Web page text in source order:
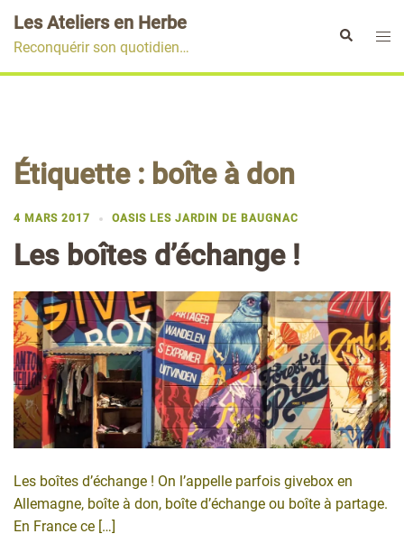
au
contenu
Les Ateliers en Herbe
Reconquérir son quotidien…
Rechercher
Étiquette : boîte à don
4 MARS 2017 OASIS LES JARDIN DE BAUGNAC
Les boîtes d’échange !
Les boîtes d’échange ! On l’appelle parfois givebox en
Allemagne, boîte à don, boîte d’échange ou boîte à partage.
En France ce […]